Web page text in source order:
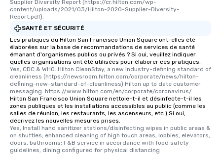
Supplier Diversity Report (https://cr.hilton.com/wp-
content/uploads/2021/03/Hilton-2020-Supplier-Diversity-
Report.pdf).
SANTÉ ET SÉCURITÉ
Les pratiques du Hilton San Francisco Union Square ont-elles été
élaborées sur la base de recommandations de services de santé
émanant d'organismes publics ou privés ? Si oui, veuillez indiquer
quelles organisations ont été utilisées pour élaborer ces pratiques.
Yes, CDC & WHO. Hilton CleanStay, a new industry-defining standard of
cleanliness (https://newsroom.hilton.com/corporate/news/hilton-
defining-new-standard-of-cleanliness) Hilton up to date customer
messaging: https://www.hilton.com/en/corporate/coronavirus/
Hilton San Francisco Union Square nettoie-t-il et désinfecte-t-il les
zones publiques et les installations accessibles au public (comme les
salles de réunion, les restaurants, les ascenseurs, etc.) Si oui,
décrivez les nouvelles mesures prises.
Yes, Install hand sanitizer stations/disinfecting wipes in public areas &
on shuttles; enhanced cleaning of high touch areas, lobbies, elevators,
doors, bathrooms; F&B service in accordance with food safety
guidelines, dining configured for physical distancing